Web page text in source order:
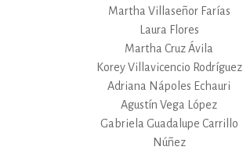
Martha Villaseñor Farías
Laura Flores
Martha Cruz Ávila
Korey Villavicencio Rodríguez
Adriana Nápoles Echauri
Agustín Vega López
Gabriela Guadalupe Carrillo
Núñez